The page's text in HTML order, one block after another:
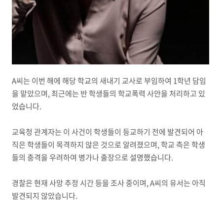
A씨는 이번 해에 해당 학교의 새내기 교사로 부임하여 1학년 담임
을 맡았으며, 최근에는 반 학생들의 학교폭력 사안을 처리하고 있
었습니다.
교육청 관계자는 이 사건이 학생들이 등교하기 전에 발견되어 아
직은 학생들이 목격하지 않은 것으로 알려졌으며, 학교 측은 학생
들의 충격을 우려하여 병가나 출장으로 설명했습니다.
경찰은 현재 사망 추정 시간 등을 조사 중이며, A씨의 유서는 아직
발견되지 않았습니다.